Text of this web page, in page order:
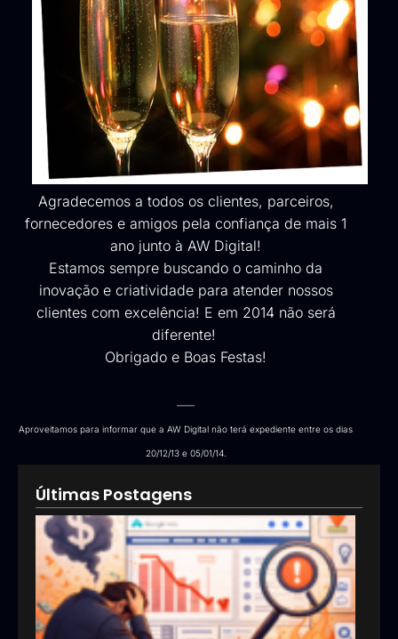
Agradecemos a todos os clientes, parceiros,
fornecedores e amigos pela confiança de mais 1
ano junto à AW Digital!
Estamos sempre buscando o caminho da
inovação e criatividade para atender nossos
clientes com excelência! E em 2014 não será
diferente!
Obrigado e Boas Festas!
——
Aproveitamos para informar que a AW Digital não terá expediente entre os dias
20/12/13 e 05/01/14.
Últimas Postagens